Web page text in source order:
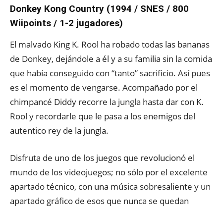
Donkey Kong Country (1994 / SNES / 800
Wiipoints / 1-2 jugadores)
El malvado King K. Rool ha robado todas las bananas
de Donkey, dejándole a él y a su familia sin la comida
que había conseguido con “tanto” sacrificio. Así pues
es el momento de vengarse. Acompañado por el
chimpancé Diddy recorre la jungla hasta dar con K.
Rool y recordarle que le pasa a los enemigos del
autentico rey de la jungla.
Disfruta de uno de los juegos que revolucionó el
mundo de los videojuegos; no sólo por el excelente
apartado técnico, con una música sobresaliente y un
apartado gráfico de esos que nunca se quedan